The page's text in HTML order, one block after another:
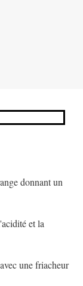
donnant un
et la
une friacheur